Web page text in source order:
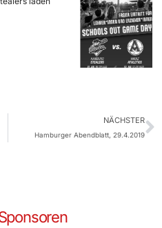
NÄCHSTER
Hamburger Abendblatt, 29.4.2019